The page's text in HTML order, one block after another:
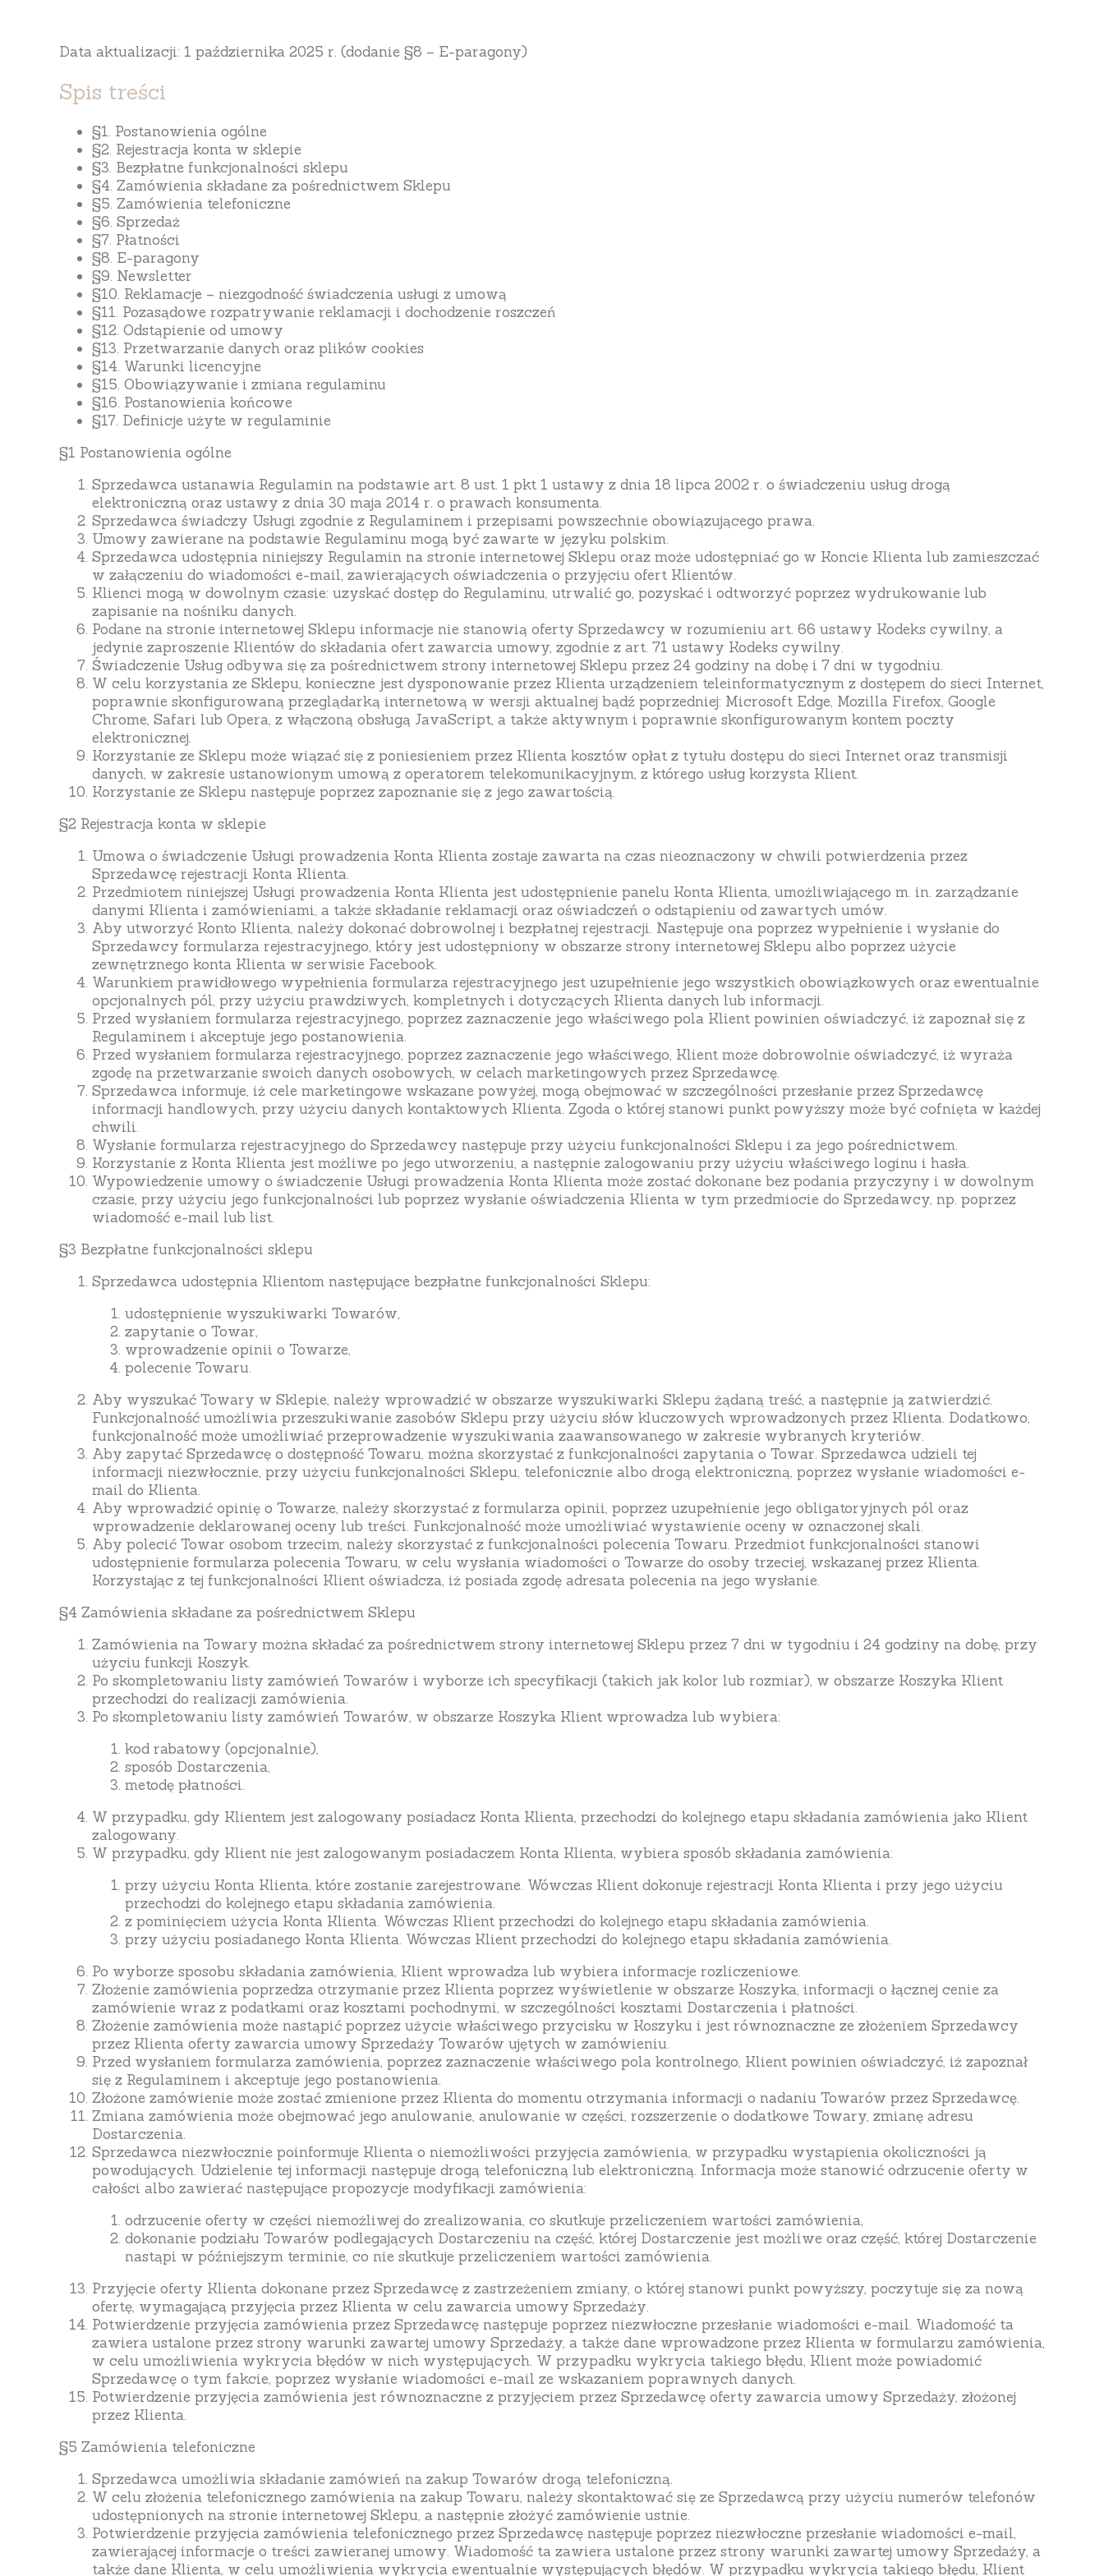
Data aktualizacji: 1 października 2025 r. (dodanie §8 – E-paragony)
Spis treści
§1. Postanowienia ogólne
§2. Rejestracja konta w sklepie
§3. Bezpłatne funkcjonalności sklepu
§4. Zamówienia składane za pośrednictwem Sklepu
§5. Zamówienia telefoniczne
§6. Sprzedaż
§7. Płatności
§8. E-paragony
§9. Newsletter
§10. Reklamacje – niezgodność świadczenia usługi z umową
§11. Pozasądowe rozpatrywanie reklamacji i dochodzenie roszczeń
§12. Odstąpienie od umowy
§13. Przetwarzanie danych oraz plików cookies
§14. Warunki licencyjne
§15. Obowiązywanie i zmiana regulaminu
§16. Postanowienia końcowe
§17. Definicje użyte w regulaminie
§1 Postanowienia ogólne
Sprzedawca ustanawia Regulamin na podstawie art. 8 ust. 1 pkt 1 ustawy z dnia 18 lipca 2002 r. o świadczeniu usług drogą
elektroniczną oraz ustawy z dnia 30 maja 2014 r. o prawach konsumenta.
Sprzedawca świadczy Usługi zgodnie z Regulaminem i przepisami powszechnie obowiązującego prawa.
Umowy zawierane na podstawie Regulaminu mogą być zawarte w języku polskim.
Sprzedawca udostępnia niniejszy Regulamin na stronie internetowej Sklepu oraz może udostępniać go w Koncie Klienta lub zamieszczać
w załączeniu do wiadomości e-mail, zawierających oświadczenia o przyjęciu ofert Klientów.
Klienci mogą w dowolnym czasie: uzyskać dostęp do Regulaminu, utrwalić go, pozyskać i odtworzyć poprzez wydrukowanie lub
zapisanie na nośniku danych.
Podane na stronie internetowej Sklepu informacje nie stanowią oferty Sprzedawcy w rozumieniu art. 66 ustawy Kodeks cywilny, a
jedynie zaproszenie Klientów do składania ofert zawarcia umowy, zgodnie z art. 71 ustawy Kodeks cywilny.
Świadczenie Usług odbywa się za pośrednictwem strony internetowej Sklepu przez 24 godziny na dobę i 7 dni w tygodniu.
W celu korzystania ze Sklepu, konieczne jest dysponowanie przez Klienta urządzeniem teleinformatycznym z dostępem do sieci Internet,
poprawnie skonfigurowaną przeglądarką internetową w wersji aktualnej bądź poprzedniej: Microsoft Edge, Mozilla Firefox, Google
Chrome, Safari lub Opera, z włączoną obsługą JavaScript, a także aktywnym i poprawnie skonfigurowanym kontem poczty
elektronicznej.
Korzystanie ze Sklepu może wiązać się z poniesieniem przez Klienta kosztów opłat z tytułu dostępu do sieci Internet oraz transmisji
danych, w zakresie ustanowionym umową z operatorem telekomunikacyjnym, z którego usług korzysta Klient.
Korzystanie ze Sklepu następuje poprzez zapoznanie się z jego zawartością.
§2 Rejestracja konta w sklepie
Umowa o świadczenie Usługi prowadzenia Konta Klienta zostaje zawarta na czas nieoznaczony w chwili potwierdzenia przez
Sprzedawcę rejestracji Konta Klienta.
Przedmiotem niniejszej Usługi prowadzenia Konta Klienta jest udostępnienie panelu Konta Klienta, umożliwiającego m. in. zarządzanie
danymi Klienta i zamówieniami, a także składanie reklamacji oraz oświadczeń o odstąpieniu od zawartych umów.
Aby utworzyć Konto Klienta, należy dokonać dobrowolnej i bezpłatnej rejestracji. Następuje ona poprzez wypełnienie i wysłanie do
Sprzedawcy formularza rejestracyjnego, który jest udostępniony w obszarze strony internetowej Sklepu albo poprzez użycie
zewnętrznego konta Klienta w serwisie Facebook.
Warunkiem prawidłowego wypełnienia formularza rejestracyjnego jest uzupełnienie jego wszystkich obowiązkowych oraz ewentualnie
opcjonalnych pól, przy użyciu prawdziwych, kompletnych i dotyczących Klienta danych lub informacji.
Przed wysłaniem formularza rejestracyjnego, poprzez zaznaczenie jego właściwego pola Klient powinien oświadczyć, iż zapoznał się z
Regulaminem i akceptuje jego postanowienia.
Przed wysłaniem formularza rejestracyjnego, poprzez zaznaczenie jego właściwego, Klient może dobrowolnie oświadczyć, iż wyraża
zgodę na przetwarzanie swoich danych osobowych, w celach marketingowych przez Sprzedawcę.
Sprzedawca informuje, iż cele marketingowe wskazane powyżej, mogą obejmować w szczególności przesłanie przez Sprzedawcę
informacji handlowych, przy użyciu danych kontaktowych Klienta. Zgoda o której stanowi punkt powyższy może być cofnięta w każdej
chwili.
Wysłanie formularza rejestracyjnego do Sprzedawcy następuje przy użyciu funkcjonalności Sklepu i za jego pośrednictwem.
Korzystanie z Konta Klienta jest możliwe po jego utworzeniu, a następnie zalogowaniu przy użyciu właściwego loginu i hasła.
Wypowiedzenie umowy o świadczenie Usługi prowadzenia Konta Klienta może zostać dokonane bez podania przyczyny i w dowolnym
czasie, przy użyciu jego funkcjonalności lub poprzez wysłanie oświadczenia Klienta w tym przedmiocie do Sprzedawcy, np. poprzez
wiadomość e-mail lub list.
§3 Bezpłatne funkcjonalności sklepu
Sprzedawca udostępnia Klientom następujące bezpłatne funkcjonalności Sklepu:
udostępnienie wyszukiwarki Towarów,
zapytanie o Towar,
wprowadzenie opinii o Towarze,
polecenie Towaru.
Aby wyszukać Towary w Sklepie, należy wprowadzić w obszarze wyszukiwarki Sklepu żądaną treść, a następnie ją zatwierdzić.
Funkcjonalność umożliwia przeszukiwanie zasobów Sklepu przy użyciu słów kluczowych wprowadzonych przez Klienta. Dodatkowo,
funkcjonalność może umożliwiać przeprowadzenie wyszukiwania zaawansowanego w zakresie wybranych kryteriów.
Aby zapytać Sprzedawcę o dostępność Towaru, można skorzystać z funkcjonalności zapytania o Towar. Sprzedawca udzieli tej
informacji niezwłocznie, przy użyciu funkcjonalności Sklepu, telefonicznie albo drogą elektroniczną, poprzez wysłanie wiadomości e-
mail do Klienta.
Aby wprowadzić opinię o Towarze, należy skorzystać z formularza opinii, poprzez uzupełnienie jego obligatoryjnych pól oraz
wprowadzenie deklarowanej oceny lub treści. Funkcjonalność może umożliwiać wystawienie oceny w oznaczonej skali.
Aby polecić Towar osobom trzecim, należy skorzystać z funkcjonalności polecenia Towaru. Przedmiot funkcjonalności stanowi
udostępnienie formularza polecenia Towaru, w celu wysłania wiadomości o Towarze do osoby trzeciej, wskazanej przez Klienta.
Korzystając z tej funkcjonalności Klient oświadcza, iż posiada zgodę adresata polecenia na jego wysłanie.
§4 Zamówienia składane za pośrednictwem Sklepu
Zamówienia na Towary można składać za pośrednictwem strony internetowej Sklepu przez 7 dni w tygodniu i 24 godziny na dobę, przy
użyciu funkcji Koszyk.
Po skompletowaniu listy zamówień Towarów i wyborze ich specyfikacji (takich jak kolor lub rozmiar), w obszarze Koszyka Klient
przechodzi do realizacji zamówienia.
Po skompletowaniu listy zamówień Towarów, w obszarze Koszyka Klient wprowadza lub wybiera:
kod rabatowy (opcjonalnie),
sposób Dostarczenia,
metodę płatności.
W przypadku, gdy Klientem jest zalogowany posiadacz Konta Klienta, przechodzi do kolejnego etapu składania zamówienia jako Klient
zalogowany.
W przypadku, gdy Klient nie jest zalogowanym posiadaczem Konta Klienta, wybiera sposób składania zamówienia:
przy użyciu Konta Klienta, które zostanie zarejestrowane. Wówczas Klient dokonuje rejestracji Konta Klienta i przy jego użyciu
przechodzi do kolejnego etapu składania zamówienia.
z pominięciem użycia Konta Klienta. Wówczas Klient przechodzi do kolejnego etapu składania zamówienia.
przy użyciu posiadanego Konta Klienta. Wówczas Klient przechodzi do kolejnego etapu składania zamówienia.
Po wyborze sposobu składania zamówienia, Klient wprowadza lub wybiera informacje rozliczeniowe.
Złożenie zamówienia poprzedza otrzymanie przez Klienta poprzez wyświetlenie w obszarze Koszyka, informacji o łącznej cenie za
zamówienie wraz z podatkami oraz kosztami pochodnymi, w szczególności kosztami Dostarczenia i płatności.
Złożenie zamówienia może nastąpić poprzez użycie właściwego przycisku w Koszyku i jest równoznaczne ze złożeniem Sprzedawcy
przez Klienta oferty zawarcia umowy Sprzedaży Towarów ujętych w zamówieniu.
Przed wysłaniem formularza zamówienia, poprzez zaznaczenie właściwego pola kontrolnego, Klient powinien oświadczyć, iż zapoznał
się z Regulaminem i akceptuje jego postanowienia.
Złożone zamówienie może zostać zmienione przez Klienta do momentu otrzymania informacji o nadaniu Towarów przez Sprzedawcę.
Zmiana zamówienia może obejmować jego anulowanie, anulowanie w części, rozszerzenie o dodatkowe Towary, zmianę adresu
Dostarczenia.
Sprzedawca niezwłocznie poinformuje Klienta o niemożliwości przyjęcia zamówienia, w przypadku wystąpienia okoliczności ją
powodujących. Udzielenie tej informacji następuje drogą telefoniczną lub elektroniczną. Informacja może stanowić odrzucenie oferty w
całości albo zawierać następujące propozycje modyfikacji zamówienia:
odrzucenie oferty w części niemożliwej do zrealizowania, co skutkuje przeliczeniem wartości zamówienia,
dokonanie podziału Towarów podlegających Dostarczeniu na część, której Dostarczenie jest możliwe oraz część, której Dostarczenie
nastąpi w późniejszym terminie, co nie skutkuje przeliczeniem wartości zamówienia.
Przyjęcie oferty Klienta dokonane przez Sprzedawcę z zastrzeżeniem zmiany, o której stanowi punkt powyższy, poczytuje się za nową
ofertę, wymagającą przyjęcia przez Klienta w celu zawarcia umowy Sprzedaży.
Potwierdzenie przyjęcia zamówienia przez Sprzedawcę następuje poprzez niezwłoczne przesłanie wiadomości e-mail. Wiadomość ta
zawiera ustalone przez strony warunki zawartej umowy Sprzedaży, a także dane wprowadzone przez Klienta w formularzu zamówienia,
w celu umożliwienia wykrycia błędów w nich występujących. W przypadku wykrycia takiego błędu, Klient może powiadomić
Sprzedawcę o tym fakcie, poprzez wysłanie wiadomości e-mail ze wskazaniem poprawnych danych.
Potwierdzenie przyjęcia zamówienia jest równoznaczne z przyjęciem przez Sprzedawcę oferty zawarcia umowy Sprzedaży, złożonej
przez Klienta.
§5 Zamówienia telefoniczne
Sprzedawca umożliwia składanie zamówień na zakup Towarów drogą telefoniczną.
W celu złożenia telefonicznego zamówienia na zakup Towaru, należy skontaktować się ze Sprzedawcą przy użyciu numerów telefonów
udostępnionych na stronie internetowej Sklepu, a następnie złożyć zamówienie ustnie.
Potwierdzenie przyjęcia zamówienia telefonicznego przez Sprzedawcę następuje poprzez niezwłoczne przesłanie wiadomości e-mail,
zawierającej informacje o treści zawieranej umowy. Wiadomość ta zawiera ustalone przez strony warunki zawartej umowy Sprzedaży, a
także dane Klienta, w celu umożliwienia wykrycia ewentualnie występujących błędów. W przypadku wykrycia takiego błędu, Klient